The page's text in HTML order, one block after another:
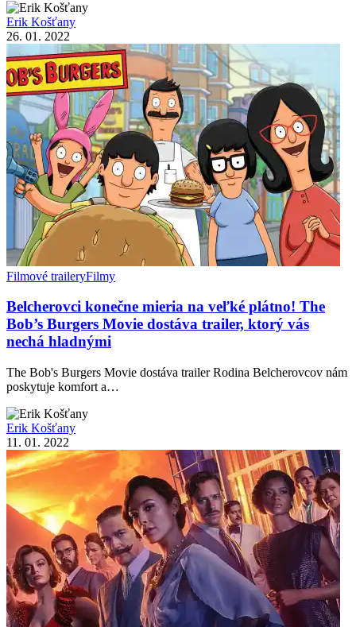
Erik Košťany
26. 01. 2022
Filmové traileryFilmy
Belcherovci konečne mieria na veľké plátno! The
Bob’s Burgers Movie dostáva trailer, ktorý vás
nechá hladnými
The Bob's Burgers Movie dostáva trailer Rodina Belcherovcov nám
poskytuje komfort a…
Erik Košťany
11. 01. 2022